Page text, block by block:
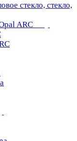
стекло, стекло,
ARC